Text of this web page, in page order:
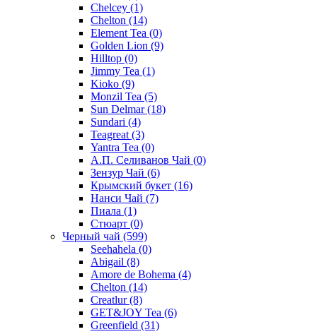
Chelcey (1)
Chelton (14)
Element Tea (0)
Golden Lion (9)
Hilltop (0)
Jimmy Tea (1)
Kioko (9)
Monzil Tea (5)
Sun Delmar(18)
Sundari (4)
Teagreat (3)
Yantra Tea (0)
А.П. Селиванов Чай (0)
Зензур Чай (6)
Крымский букет (16)
Нанси Чай (7)
Пиала (1)
Стюарт (0)
Черный чай (599)
Seehahela (0)
Abigail (8)
Amore de Bohema (4)
Chelton (14)
Creatlur(8)
GET&JOY Tea (6)
Greenfield (31)